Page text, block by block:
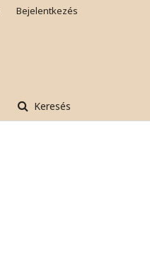
Keresés
Bejelentkezés